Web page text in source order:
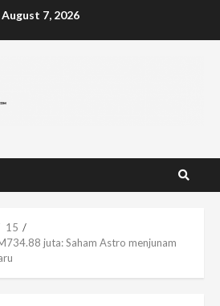
August 7, 2026
15
juta: Saham Astro menjunam